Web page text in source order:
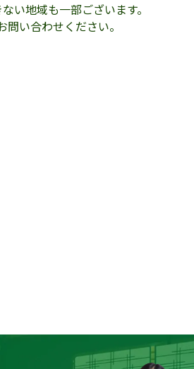
い地域も一部ございます。
問い合わせください。